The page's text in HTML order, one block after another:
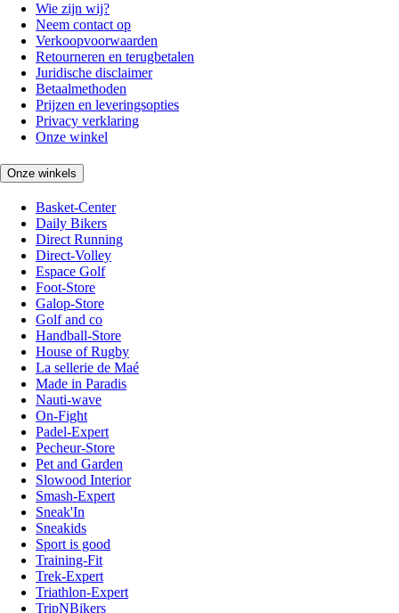
Wie zijn wij?
Neem contact op
Verkoopvoorwaarden
Retourneren en terugbetalen
Juridische disclaimer
Betaalmethoden
Prijzen en leveringsopties
Privacy verklaring
Onze winkel
Onze winkels
Basket-Center
Daily Bikers
Direct Running
Direct-Volley
Espace Golf
Foot-Store
Galop-Store
Golf and co
Handball-Store
House of Rugby
La sellerie de Maé
Made in Paradis
Nauti-wave
On-Fight
Padel-Expert
Pecheur-Store
Pet and Garden
Slowood Interior
Smash-Expert
Sneak'In
Sneakids
Sport is good
Training-Fit
Trek-Expert
Triathlon-Expert
TripNBikers